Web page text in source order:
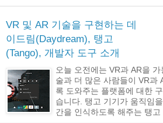
VR 및 AR 기술을 구현하는 데
이드림(Daydream), 탱고
(Tango), 개발자 도구 소개
오늘 오전에는 VR과 AR을
술과 더 많은 사람들이 VR과
록 도와주는 플랫폼에 대한
습니다. 탱고 기기가 움직임
간을 인식하도록 해주는 탱